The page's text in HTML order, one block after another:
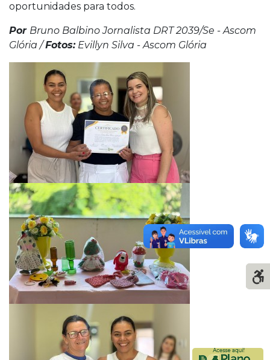
oportunidades para todos.
Por Bruno Balbino Jornalista DRT 2039/Se - Ascom
Glória /Fotos:Evillyn Silva - Ascom Glória